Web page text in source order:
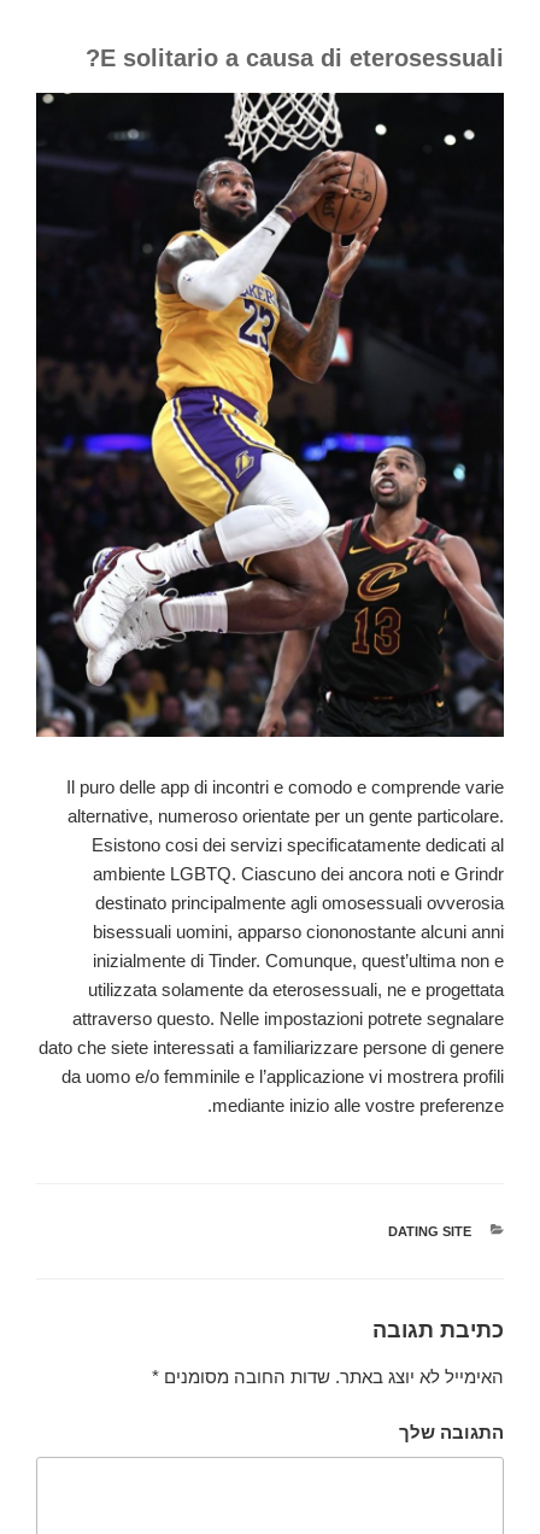
E solitario a causa di eterosessuali?
Il puro delle app di incontri e comodo e comprende varie
alternative, numeroso orientate per un gente particolare.
Esistono cosi dei servizi specificatamente dedicati al
ambiente LGBTQ. Ciascuno dei ancora noti e Grindr
destinato principalmente agli omosessuali ovverosia
bisessuali uomini, apparso ciononostante alcuni anni
inizialmente di Tinder. Comunque, quest’ultima non e
utilizzata solamente da eterosessuali, ne e progettata
attraverso questo. Nelle impostazioni potrete segnalare
dato che siete interessati a familiarizzare persone di genere
da uomo e/o femminile e l’applicazione vi mostrera profili
mediante inizio alle vostre preferenze.
קטגוריות
DATING SITE
כתיבת תגובה
האימייל לא יוצג באתר. שדות החובה מסומנים *
התגובה שלך